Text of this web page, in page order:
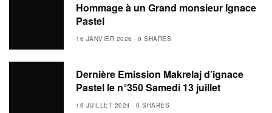
Hommage à un Grand monsieur Ignace
Pastel
16 JANVIER 2026 0 SHARES
Dernière Emission Makrelaj d’ignace
Pastel le n°350 Samedi 13 juillet
16 JUILLET 2024 0 SHARES